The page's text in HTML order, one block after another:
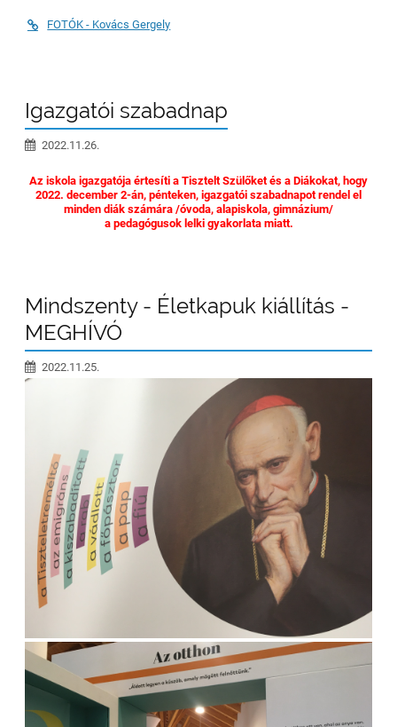
FOTÓK - Kovács Gergely
Igazgatói szabadnap
2022.11.26.
Az iskola igazgatója értesíti a Tisztelt Szülőket és a Diákokat, hogy
2022. december 2-án, pénteken, igazgatói szabadnapot rendel el
minden diák számára /óvoda, alapiskola, gimnázium/
a pedagógusok lelki gyakorlata miatt.
Mindszenty - Életkapuk kiállítás -
MEGHÍVÓ
2022.11.25.